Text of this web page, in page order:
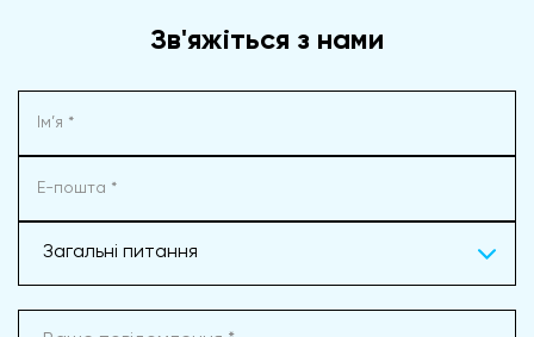
Зв'яжіться з нами
Загальні питання